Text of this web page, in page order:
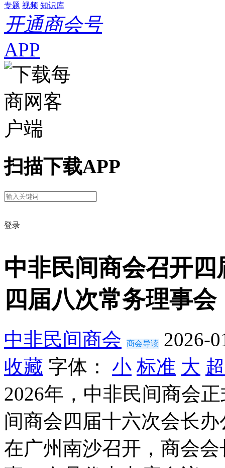
专题 视频 知识库
开通商会号
APP
扫描下载APP
登录
中非民间商会召开
四届八次常务理事会
中非民间商会 商会导读
2026-
收藏 字体： 小 标准 大
2026年，中非民间商会
间商会四届十六次会长
在广州南沙召开，商会